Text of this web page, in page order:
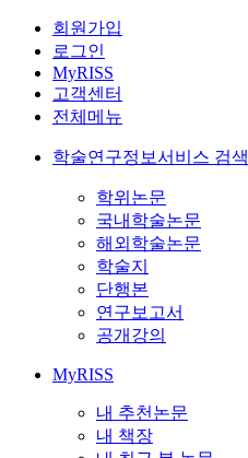
회원가입
로그인
MyRISS
고객센터
전체메뉴
학술연구정보서비스 검색
학위논문
국내학술논문
해외학술논문
학술지
단행본
연구보고서
공개강의
MyRISS
내 추천논문
내 책장